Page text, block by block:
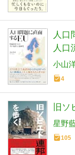
人口
人口
小山
4
旧ソ
星野
105